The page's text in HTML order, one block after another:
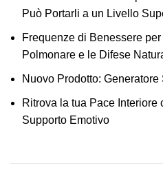
Può Portarli a un Livello
Frequenze di Benessere
Polmonare e le Difese
Nuovo Prodotto:
Ritrova la tua Pace Interiore
Supporto Emotivo